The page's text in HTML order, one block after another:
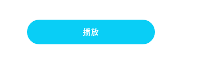
播放